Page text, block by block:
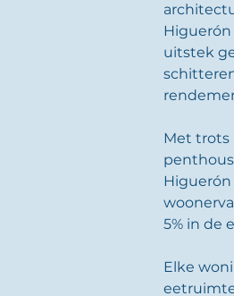
Higuerón
uitstek
Met trots
5% in de
Elke